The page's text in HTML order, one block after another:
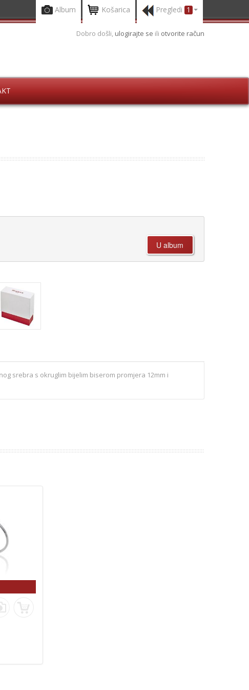
Album Košarica Pregledi 1
Dobro došli, ulogirajte se ili otvorite račun
srebra s okruglim bijelim biserom promjera 12mm i